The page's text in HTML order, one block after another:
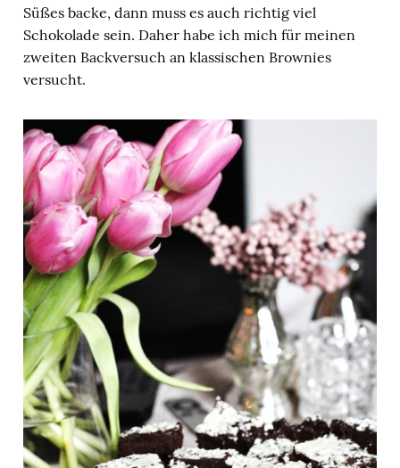
Süßes backe, dann muss es auch richtig viel
Schokolade sein. Daher habe ich mich für meinen
zweiten Backversuch an klassischen Brownies
versucht.